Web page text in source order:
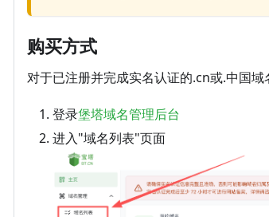
购买方式
对于已注册并完成实名认证的.cn或.中国域
登录堡塔域名管理后台
进入"域名列表"页面